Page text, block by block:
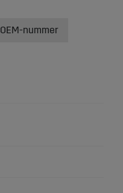
OEM-nummer